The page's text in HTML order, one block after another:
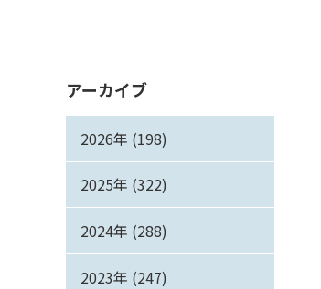
アーカイブ
2026年 (198)
2025年 (322)
2024年 (288)
2023年 (247)